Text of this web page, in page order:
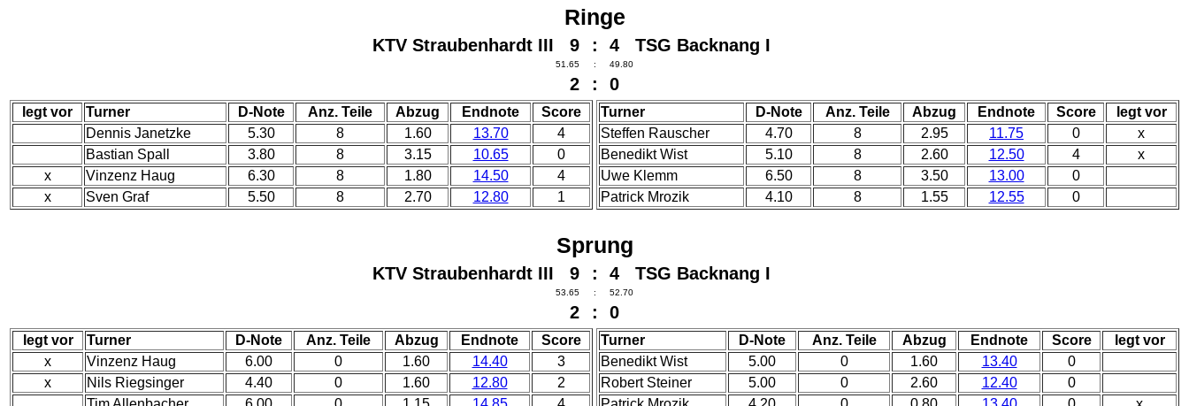
Ringe
KTV Straubenhardt III 9 : 4 TSG Backnang I
51.65 : 49.80
2 : 0
legt vor Turner D-Note Anz. Teile Abzug Endnote
Score
Dennis Janetzke
5.30 8 1.60 13.70
4
Bastian Spall
3.80 8 3.15 10.65
0
x
Vinzenz Haug 6.30 8 1.80 14.50
4
x
Sven Graf 5.50 8 2.70 12.80 1
Turner D-Note Anz. Teile Abzug Endnote Score
legt vor
Steffen Rauscher
4.70 8 2.95 11.75 0
x
Benedikt Wist
5.10 8 2.60 12.50 4
x
Uwe Klemm
6.50 8 3.50 13.00
0
Patrick Mrozik
4.10 8 1.55 12.55 0
Sprung
KTV Straubenhardt III 9 : 4 TSG Backnang I
53.65 : 52.70
2 : 0
legt vor Turner D-Note Anz. Teile Abzug Endnote
Score
x
Vinzenz Haug 6.00 0 1.60 14.40
3
x
Nils Riegsinger 4.40 0 1.60 12.80
2
Turner D-Note Anz. Teile Abzug Endnote Score
legt vor
Benedikt Wist
5.00 0 1.60 13.40
0
Robert Steiner
5.00 0 2.60 12.40
0